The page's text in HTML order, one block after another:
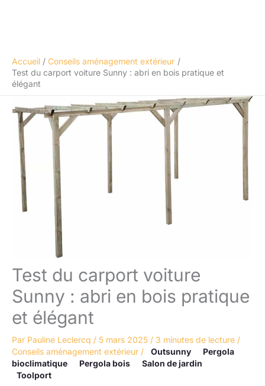
Accueil
Conseils aménagement extérieur
Test du carport voiture Sunny : abri en bois pratique et
élégant
Test du carport voiture
Sunny : abri en bois pratique
et élégant
Par Pauline Leclercq / 5 mars 2025 / 3 minutes de lecture /
Conseils aménagement extérieur / Outsunny
Pergola
bioclimatique
Pergola bois
Salon de jardin
Toolport